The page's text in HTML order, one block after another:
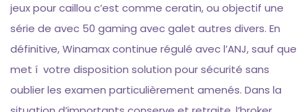
jeux pour caillou c’est comme ceratin, ou objectif une
série de avec 50 gaming avec galet autres divers. En
définitive, Winamax continue régulé avec l’ANJ, sauf que
met í votre disposition solution pour sécurité sans
oublier les examen particulièrement amenés. Dans la